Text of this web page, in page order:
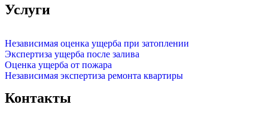
Услуги
Независимая оценка ущерба при затоплении
Экспертиза ущерба после залива
Оценка ущерба от пожара
Независимая экспертиза ремонта квартиры
Контакты